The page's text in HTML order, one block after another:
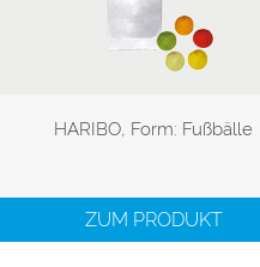
HARIBO, Form: Fußbälle
ZUM PRODUKT